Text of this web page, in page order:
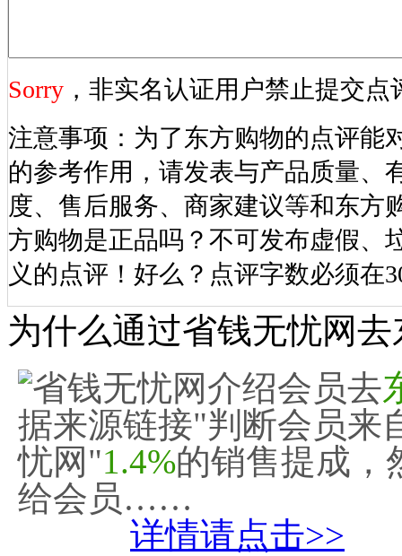
Sorry ，非实名认证用户禁止提交点
注意事项：为了东方购物的点评能
的参考作用，请发表与产品质量、
度、售后服务、商家建议等和东方
方购物是正品吗？不可发布虚假、
义的点评！好么？点评字数必须在
为什么通过省钱无忧网
省钱无忧网介绍会员去
据来源链接"判断会员来
忧网"1.4%的销售提成，
给会员……
详情请点击>>